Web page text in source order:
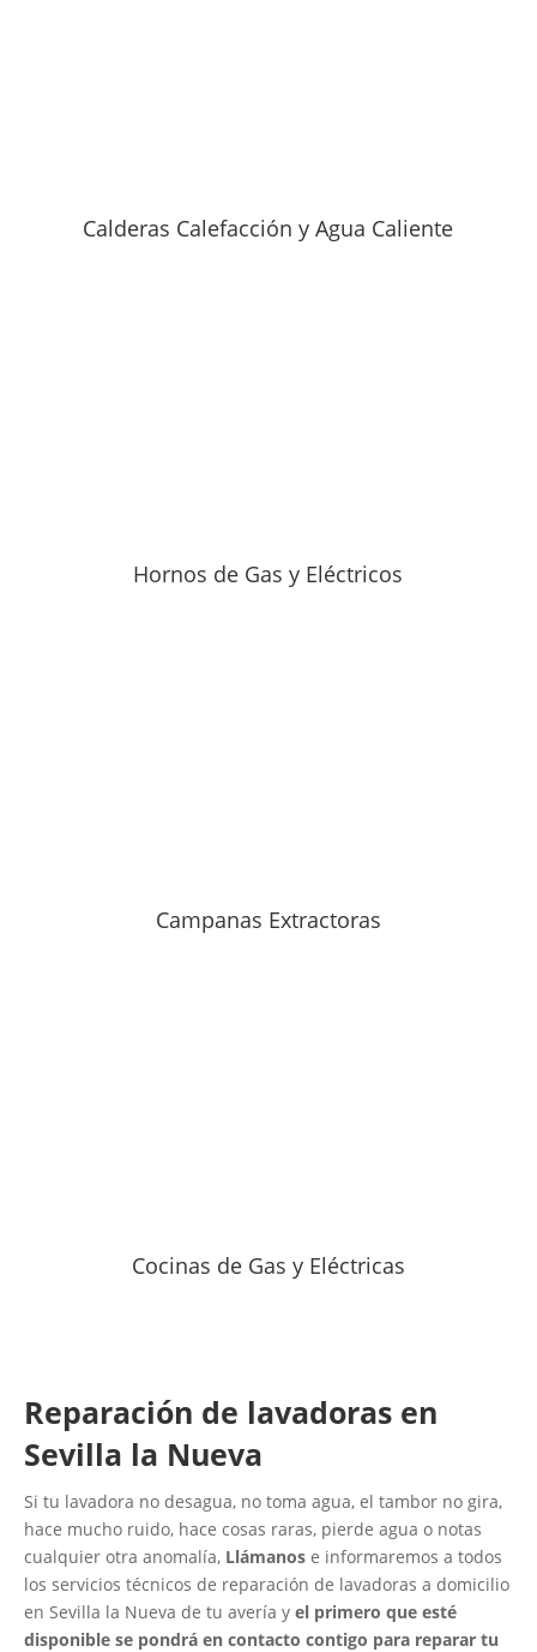
Calderas Calefacción y Agua Caliente
Hornos de Gas y Eléctricos
Campanas Extractoras
Cocinas de Gas y Eléctricas
Reparación de lavadoras en
Sevilla la Nueva
Si tu lavadora no desagua, no toma agua, el tambor no gira,
hace mucho ruido, hace cosas raras, pierde agua o notas
cualquier otra anomalía, Llámanos e informaremos a todos
los servicios técnicos de reparación de lavadoras a domicilio
en Sevilla la Nueva de tu avería y el primero que esté
disponible se pondrá en contacto contigo para reparar tu